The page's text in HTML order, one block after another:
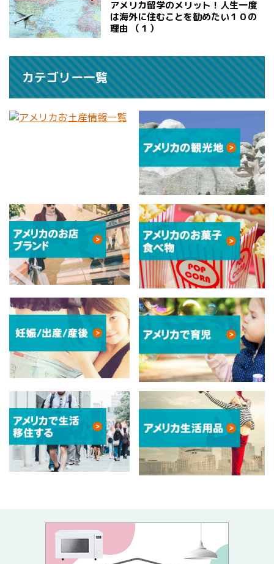
アメリカ留学のメリット！人生一度
は海外に住むことを勧めたい１０の
理由 （１）
カテゴリー一覧